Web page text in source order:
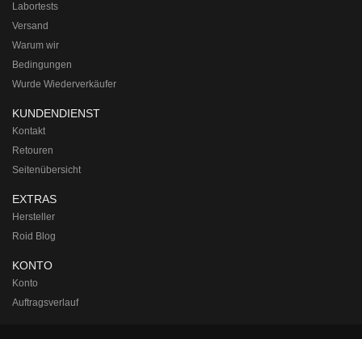
Labortests
Versand
Warum wir
Bedingungen
Wurde Wiederverkäufer
KUNDENDIENST
Kontakt
Retouren
Seitenübersicht
EXTRAS
Hersteller
Roid Blog
KONTO
Konto
Auftragsverlauf